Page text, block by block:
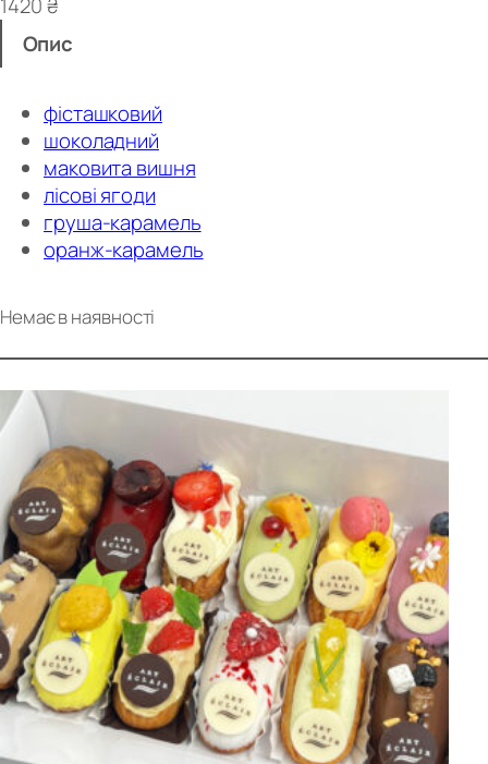
1420₴
Опис
фісташковий
шоколадний
маковита вишня
лісові ягоди
груша-карамель
оранж-карамель
Немає в наявності